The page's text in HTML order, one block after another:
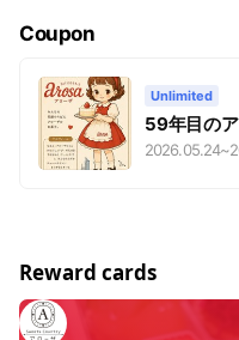
Coupon
Unlimited
59年目の
2026.05.24~
Reward cards